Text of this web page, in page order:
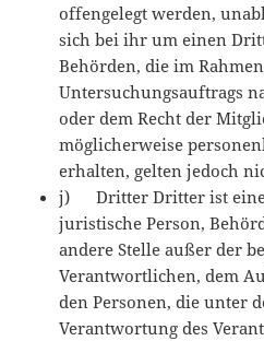
offengelegt werden,
sich bei ihr um einen
Behörden, die im
Untersuchungsauftrags
oder dem Recht der
möglicherweise
erhalten, gelten jedoch
j) Dritter Dritter ist eine
juristische Person,
andere Stelle außer der
Verantwortlichen, dem
den Personen, die unter
Verantwortung des